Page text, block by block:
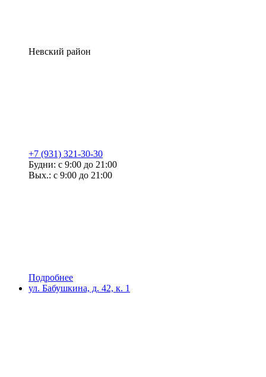
Невский район
+7 (931) 321-30-30
Будни: с 9:00 до 21:00
Вых.: с 9:00 до 21:00
Подробнее
ул. Бабушкина, д. 42, к. 1